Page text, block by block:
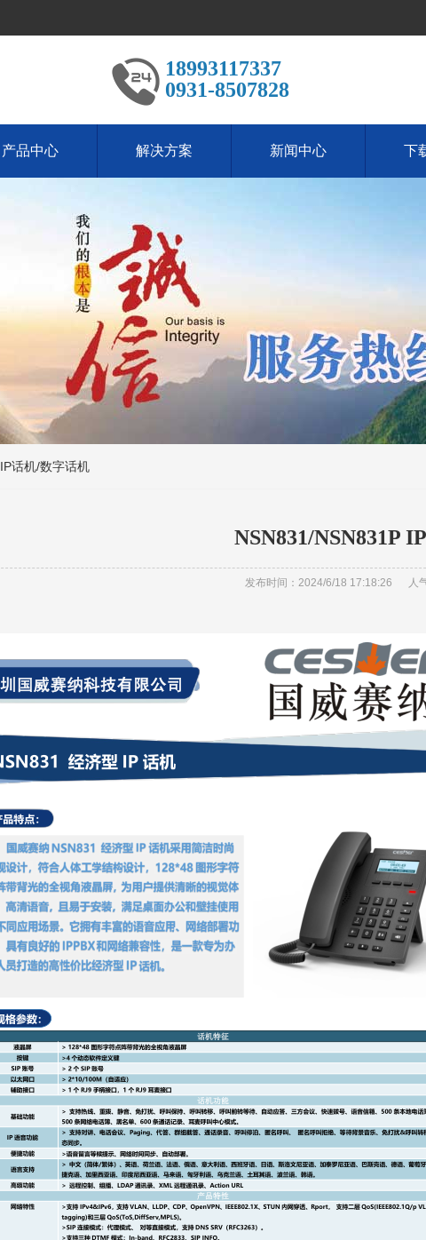
18993117337
0931-8507828
产品中心 解决方案 新闻中心 下
IP话机/数字话机
NSN831/NSN831P
发布时间：2024/6/18 17:18:26 人